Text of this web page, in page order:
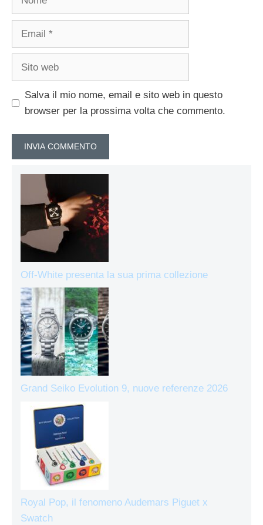
Email
Sito
Salva il mio nome, email e sito web in questo
browser per la prossima volta che commento.
Off-White presenta la sua prima collezione
Grand Seiko Evolution 9, nuove referenze 2026
Royal Pop, il fenomeno Audemars Piguet x
Swatch